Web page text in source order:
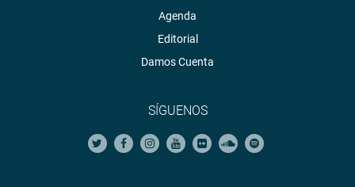
Agenda
Editorial
Damos Cuenta
SÍGUENOS